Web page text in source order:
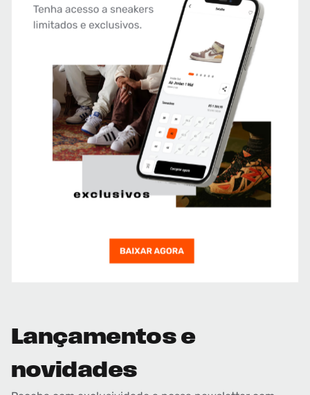
Lançamentos e
novidades